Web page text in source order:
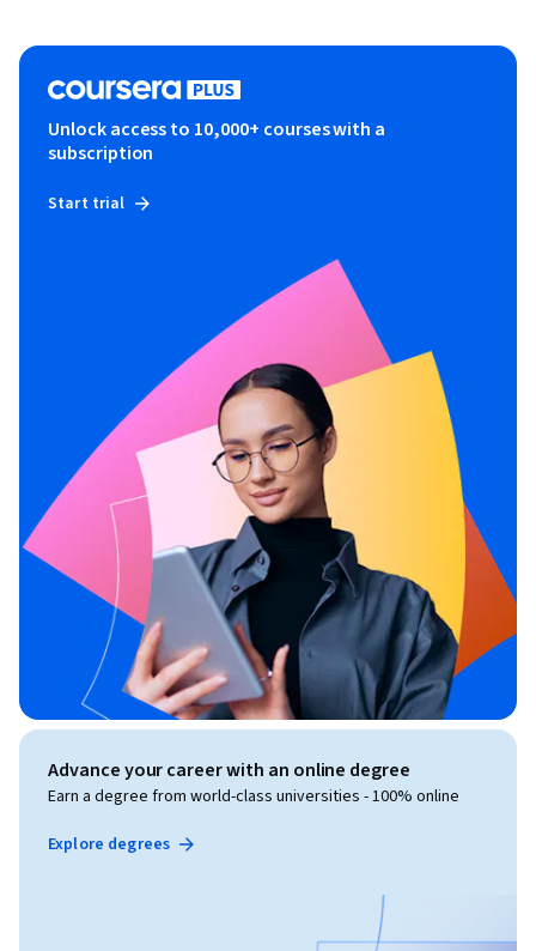
Unlock access to 10,000+ courses with a
subscription
Start trial
Advance your career with an online degree
Earn a degree from world-class universities - 100% online
Explore degrees